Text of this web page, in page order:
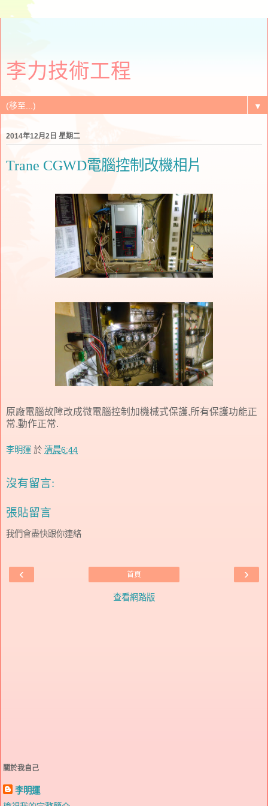
李力技術工程
▼
2014年12月2日 星期二
Trane CGWD電腦控制改機相片
原廠電腦故障改成微電腦控制加機械式保護,所有保護功能正
常,動作正常.
李明運 於 清晨6:44
沒有留言:
張貼留言
我們會盡快跟你連絡
‹ ›
首頁
查看網路版
關於我自己
李明運